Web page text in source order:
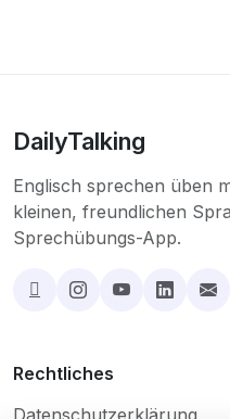
DailyTalking
Englisch sprechen üben
kleinen, freundlichen
Sprechübungs-App.
Rechtliches
Datenschutzerklärung